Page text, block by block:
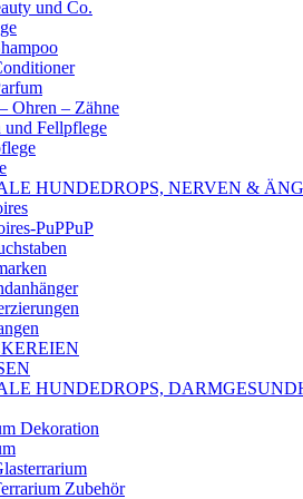
und Co.
Ohren – Zähne
und Fellpflege
HUNDEDROPS, NERVEN &
PuPPuP
HUNDEDROPS,
Dekoration
Zubehör